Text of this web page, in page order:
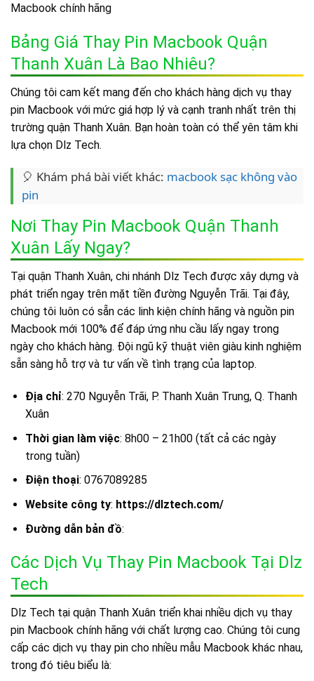
Macbook chính hãng
Bảng Giá Thay Pin Macbook Quận
Thanh Xuân Là Bao Nhiêu?
Chúng tôi cam kết mang đến cho khách hàng dịch vụ thay
pin Macbook với mức giá hợp lý và cạnh tranh nhất trên thị
trường quận Thanh Xuân. Bạn hoàn toàn có thể yên tâm khi
lựa chọn Dlz Tech.
🎈 Khám phá bài viết khác: macbook sạc không vào
pin
Nơi Thay Pin Macbook Quận Thanh
Xuân Lấy Ngay?
Tại quận Thanh Xuân, chi nhánh Dlz Tech được xây dựng và
phát triển ngay trên mặt tiền đường Nguyễn Trãi. Tại đây,
chúng tôi luôn có sẵn các linh kiện chính hãng và nguồn pin
Macbook mới 100% để đáp ứng nhu cầu lấy ngay trong
ngày cho khách hàng. Đội ngũ kỹ thuật viên giàu kinh nghiệm
sẵn sàng hỗ trợ và tư vấn về tình trạng của laptop.
Địa chỉ: 270 Nguyễn Trãi, P. Thanh Xuân Trung, Q. Thanh
Xuân
Thời gian làm việc: 8h00 – 21h00 (tất cả các ngày
trong tuần)
Điện thoại: 0767089285
Website công ty: https://dlztech.com/
Đường dẫn bản đồ:
Các Dịch Vụ Thay Pin Macbook Tại Dlz
Tech
Dlz Tech tại quận Thanh Xuân triển khai nhiều dịch vụ thay
pin Macbook chính hãng với chất lượng cao. Chúng tôi cung
cấp các dịch vụ thay pin cho nhiều mẫu Macbook khác nhau,
trong đó tiêu biểu là: